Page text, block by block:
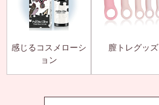
感じるコスメローシ
ョン
膣トレグッズ